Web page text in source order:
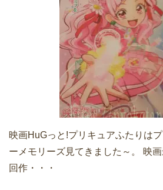
映画HuGっと!プリキュアふたりは
ーメモリーズ見てきました～。 映
回作・・・